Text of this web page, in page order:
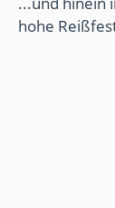
hohe